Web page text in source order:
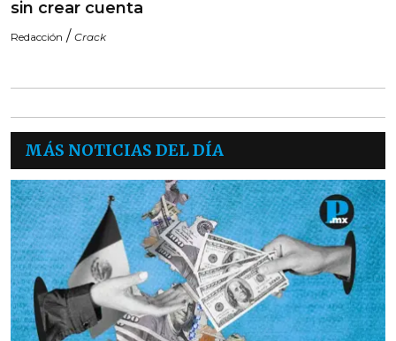
sin crear cuenta
Redacción / Crack
MÁS NOTICIAS DEL DÍA